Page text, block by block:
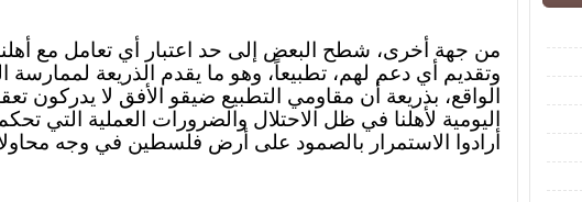
من جهة أخرى، شطح البعض إلى حد اعتبار أي تعامل مع
وتقديم أي دعم لهم، تطبيعاً، وهو ما يقدم الذريعة لممارسة
الواقع، بذريعة أن مقاومي التطبيع ضيقو الأفق لا يدركون
اليومية لأهلنا في ظل الاحتلال والضرورات العملية التي
أرادوا الاستمرار بالصمود على أرض فلسطين في وجه